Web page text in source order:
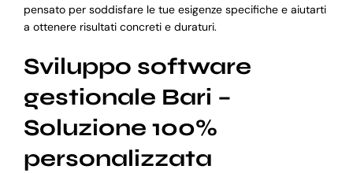
pensato per soddisfare le tue esigenze specifiche e aiutarti
a ottenere risultati concreti e duraturi.
Sviluppo software
gestionale Bari –
Soluzione 100%
personalizzata